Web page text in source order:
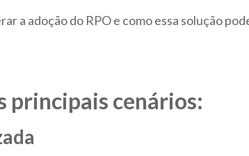
a adoção do RPO e como essa solução
principais cenários: